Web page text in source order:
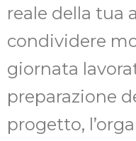
reale della tua
condividere
giornata
preparazione
progetto,